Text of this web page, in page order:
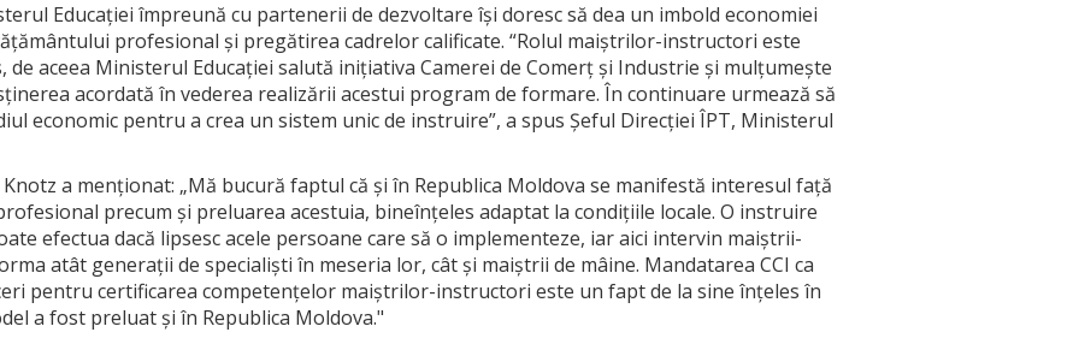
Educației împreună cu partenerii de dezvoltare își doresc să dea un imbold economiei
profesional și pregătirea cadrelor calificate. “Rolul maiștrilor-instructori este
aceea Ministerul Educației salută inițiativa Camerei de Comerț și Industrie și mulțumește
acordată în vederea realizării acestui program de formare. În continuare urmează să
economic pentru a crea un sistem unic de instruire”, a spus Șeful Direcției ÎPT, Ministerul
a menționat: „Mă bucură faptul că şi în Republica Moldova se manifestă interesul faţă
precum şi preluarea acestuia, bineînțeles adaptat la condițiile locale. O instruire
efectua dacă lipsesc acele persoane care să o implementeze, iar aici intervin maiștrii-
atât generații de specialiști în meseria lor, cât și maiștrii de mâine. Mandatarea CCI ca
pentru certificarea competențelor maiștrilor-instructori este un fapt de la sine înțeles în
a fost preluat şi în Republica Moldova."